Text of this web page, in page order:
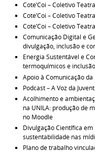
Cote’Coi – Coletivo
Cote’Coi – Coletivo
Cote’Coi – Coletivo
Comunicação Digital e
divulgação, inclusão e
Energia Sustentável e
termoquímicos e
Apoio à Comunicação da
Podcast – A Voz da
Acolhimento e
na UNILA: produção de
no Moodle
Divulgação Científica
sustentabilidade nas
Plano de trabalho